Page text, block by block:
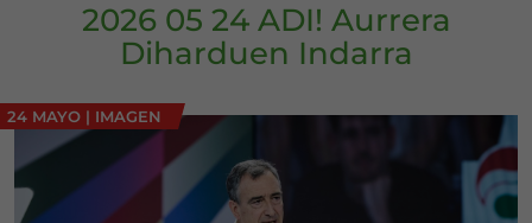
2026 05 24 ADI! Aurrera
Diharduen Indarra
24 MAYO | IMAGEN